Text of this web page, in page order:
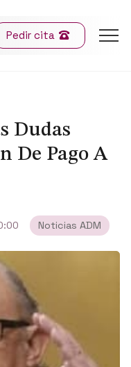
Pedir cita
Dudas
De Pago A
Noticias ADM